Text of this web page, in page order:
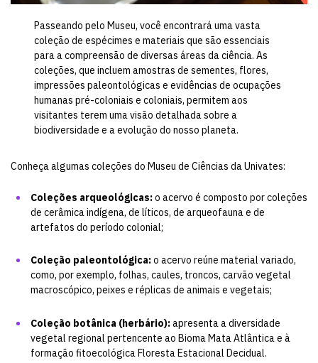
Passeando pelo Museu, você encontrará uma vasta
coleção de espécimes e materiais que são essenciais
para a compreensão de diversas áreas da ciência. As
coleções, que incluem amostras de sementes, flores,
impressões paleontológicas e evidências de ocupações
humanas pré-coloniais e coloniais, permitem aos
visitantes terem uma visão detalhada sobre a
biodiversidade e a evolução do nosso planeta.
Conheça algumas coleções do Museu de Ciências da Univates:
Coleções arqueológicas:o acervo é composto por coleções
de cerâmica indígena, de líticos, de arqueofauna e de
artefatos do período colonial;
Coleção paleontológica:o acervo reúne material variado,
como, por exemplo, folhas, caules, troncos, carvão vegetal
macroscópico, peixes e réplicas de animais e vegetais;
Coleção botânica (herbário):apresenta a diversidade
vegetal regional pertencente ao Bioma Mata Atlântica e à
formação fitoecológica Floresta Estacional Decidual.